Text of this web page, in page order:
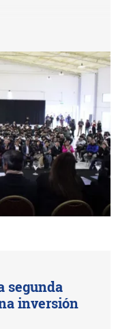
segunda
inversión